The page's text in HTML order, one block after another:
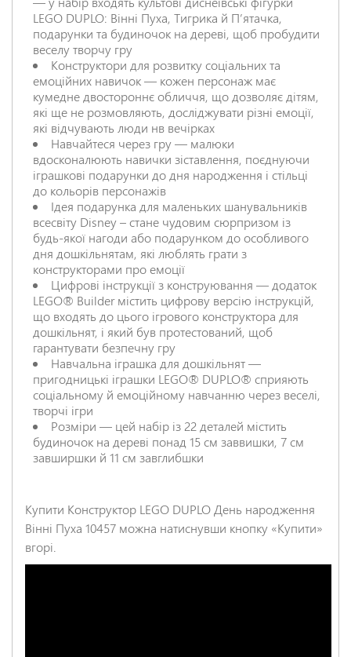
LEGO DUPLO: Вінні Пуха, Тигрика й Пʼятачка,
подарунки та будиночок на дереві, щоб пробудити
веселу творчу гру
Конструктори для розвитку соціальних та
емоційних навичок — кожен персонаж має
кумедне двостороннє обличчя, що дозволяє дітям,
які ще не розмовляють, досліджувати різні емоції,
які відчувають люди нв вечірках
Навчайтеся через гру — малюки
вдосконалюють навички зіставлення, поєднуючи
іграшкові подарунки до дня народження і стільці
до кольорів персонажів
Ідея подарунка для маленьких шанувальників
всесвіту Disney – стане чудовим сюрпризом із
будь-якої нагоди або подарунком до особливого
дня дошкільнятам, які люблять грати з
конструкторами про емоції
Цифрові інструкції з конструювання — додаток
LEGO® Builder містить цифрову версію інструкцій,
що входять до цього ігрового конструктора для
дошкільнят, і який був протестований, щоб
гарантувати безпечну гру
Навчальна іграшка для дошкільнят —
пригодницькі іграшки LEGO® DUPLO® сприяють
соціальному й емоційному навчанню через веселі,
творчі ігри
Розміри — цей набір із 22 деталей містить
будиночок на дереві понад 15 см заввишки, 7 см
завширшки й 11 см завглибшки
Купити Конструктор LEGO DUPLO День народження
Вінні Пуха 10457 можна натиснувши кнопку «Купити»
вгорі.